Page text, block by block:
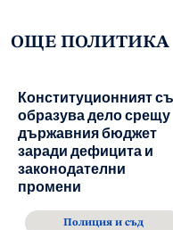
ОЩЕ ПОЛИТИКА
Конституционният
образува дело срещу
държавния бюджет
заради дефицита и
законодателни
промени
Полиция и съд